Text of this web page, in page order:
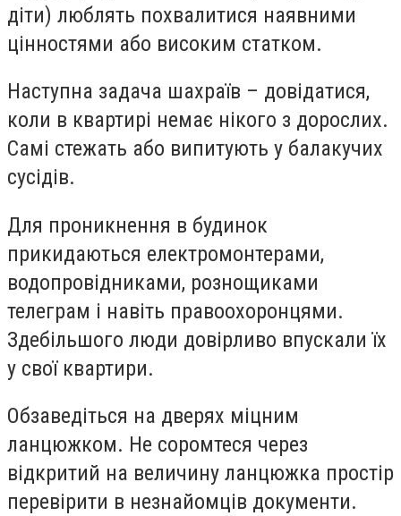
діти) люблять похвалитися наявними
цінностями або високим статком.
Наступна задача шахраїв – довідатися,
коли в квартирі немає нікого з дорослих.
Самі стежать або випитують у балакучих
сусідів.
Для проникнення в будинок
прикидаються електромонтерами,
водопровідниками, рознощиками
телеграм і навіть правоохоронцями.
Здебільшого люди довірливо впускали їх
у свої квартири.
Обзаведіться на дверях міцним
ланцюжком. Не соромтеся через
відкритий на величину ланцюжка простір
перевірити в незнайомців документи.